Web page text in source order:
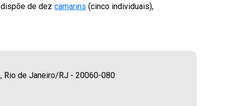
dispõe de dezcamarins (cinco individuais),
Rio de Janeiro/RJ - 20060-080